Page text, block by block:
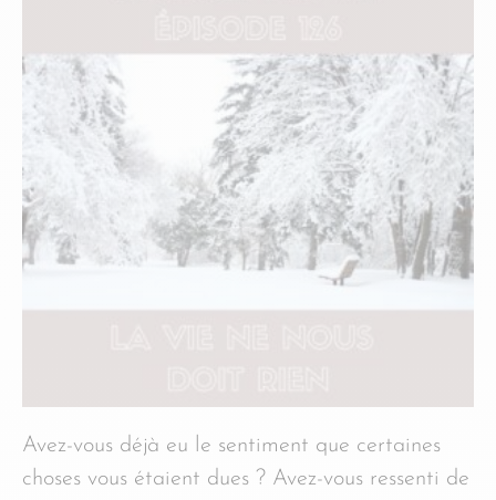
Avez-vous déjà eu le sentiment que certaines
choses vous étaient dues ? Avez-vous ressenti de